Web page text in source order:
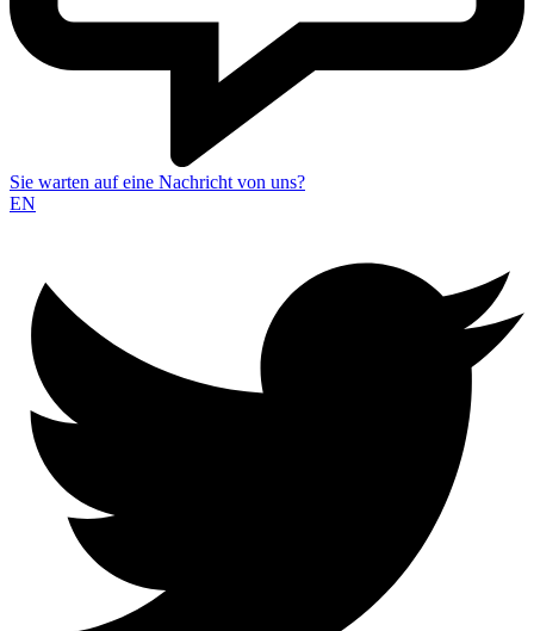
Sie warten auf eine Nachricht von uns?
EN